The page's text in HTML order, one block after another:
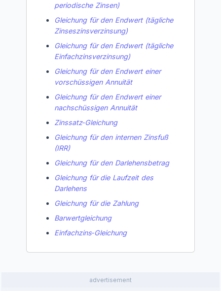
periodische Zinsen)
Gleichung für den Endwert (tägliche
Zinseszinsverzinsung)
Gleichung für den Endwert (tägliche
Einfachzinsverzinsung)
Gleichung für den Endwert einer
vorschüssigen Annuität
Gleichung für den Endwert einer
nachschüssigen Annuität
Zinssatz‑Gleichung
Gleichung für den internen Zinsfuß
(IRR)
Gleichung für den Darlehensbetrag
Gleichung für die Laufzeit des
Darlehens
Gleichung für die Zahlung
Barwertgleichung
Einfachzins‑Gleichung
advertisement